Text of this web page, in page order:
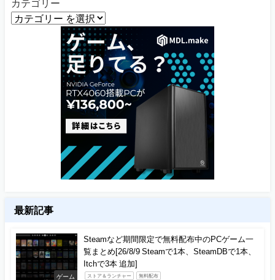
カテゴリー
最新記事
ゲーム
Steamなど期間限定で無料配布中のPCゲーム一
覧まとめ[26/8/9 Steamで1本、SteamDBで1本、
Itchで3本 追加]
ストア＆ランチャー 無料配布